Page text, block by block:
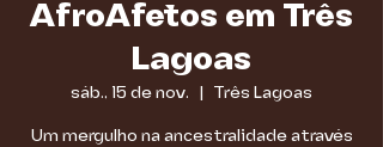
AfroAfetos em Três
Lagoas
sáb., 15 de nov. Três Lagoas
Um mergulho na ancestralidade através